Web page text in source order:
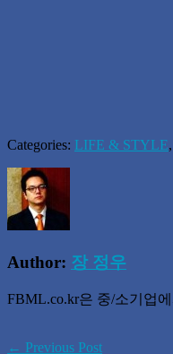
Categories: LIFE & STYLE,
Author: 장 정우
FBML.co.kr은 중/소기업
← Previous Post